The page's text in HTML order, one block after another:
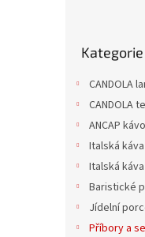
kategorie
Kategorie
CANDOLA
CANDOLA
ANCAP
Italská
Italská
Baristické
Jídelní
Příbory a